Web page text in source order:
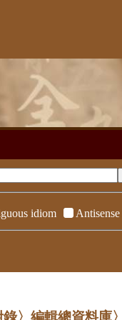
idiom
〉編輯總資料庫〉